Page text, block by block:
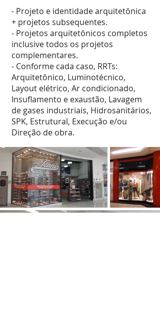
- Projeto e identidade arquitetônica
+ projetos subsequentes.
- Projetos arquitetônicos completos
inclusive todos os projetos
complementares.
- Conforme cada caso, RRTs:
Arquitetônico, Luminotécnico,
Layout elétrico, Ar condicionado,
Insuflamento e exaustão, Lavagem
de gases industriais, Hidrosanitários,
SPK, Estrutural, Execução e/ou
Direção de obra.